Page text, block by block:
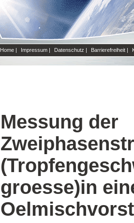
Home | Impressum | Datenschutz | Barrierefreiheit |
Messung der
groesse)in